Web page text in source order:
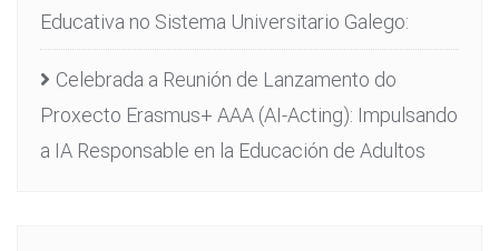
Educativa no Sistema Universitario Galego:
Celebrada a Reunión de Lanzamento do
Proxecto Erasmus+ AAA (AI-Acting): Impulsando
a IA Responsable en la Educación de Adultos